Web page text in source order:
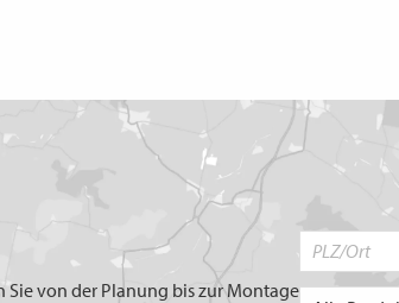
von der Planung bis zur Montage